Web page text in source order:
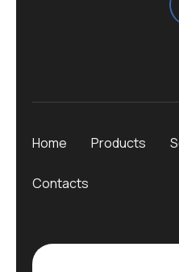
Home Products
Contacts